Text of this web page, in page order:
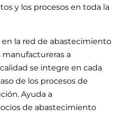
y los procesos en toda la
la red de abastecimiento
manufactureras a
se integre en cada
de los procesos de
Ayuda a
de abastecimiento